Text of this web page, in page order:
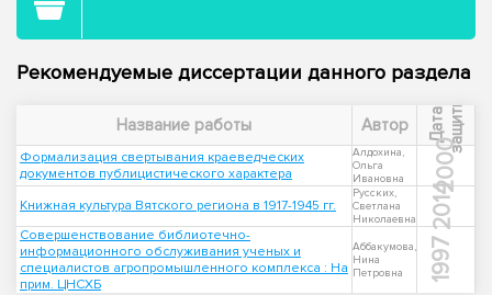
Рекомендуемые диссертации данного раздела
Название работы Автор Д
а
т
а
з
а
щ
и
ты
Формализация свертывания краеведческих
документов публицистического характера
Алдохина,
Ольга
Ивановна
2000
Книжная культура Вятского региона в 1917-1945 гг.
Русских,
Светлана
Николаевна
2014
Совершенствование библиотечно-
информационного обслуживания ученых и
специалистов агропромышленного комплекса : На
прим. ЦНСХБ
Аббакумова,
Нина
Петровна
1997